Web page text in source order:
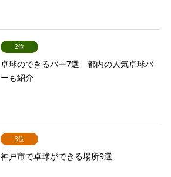
2位
卓球のできるバー7選 都内の人気卓球バ
ーも紹介
3位
神戸市で卓球ができる場所9選